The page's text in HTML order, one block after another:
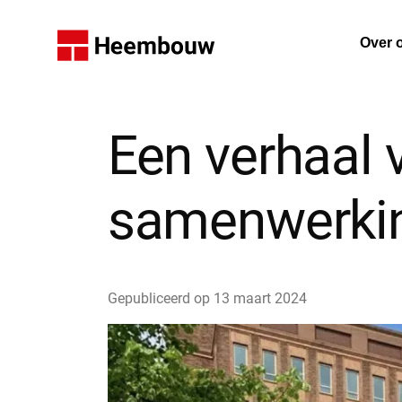
Home Over
Een verhaal
Gepubliceerd op 13 maart 2024